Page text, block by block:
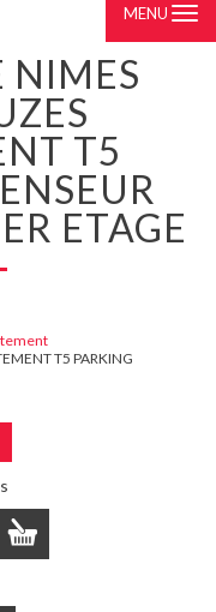
MENU
T5
ETAGE
T5 PARKING